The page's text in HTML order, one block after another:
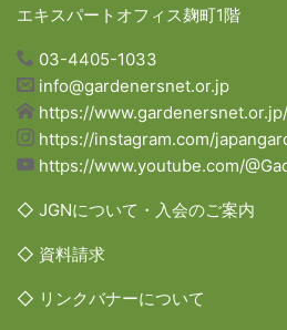
エキスパートオフィス麹町1階
03-4405-1033
info@gardenersnet.or.jp
https://www.gardenersnet.or.jp/
https://instagram.com/
https://www.youtube.com/
◇ JGNについて・入会のご案内
◇ 資料請求
◇ リンクバナーについて